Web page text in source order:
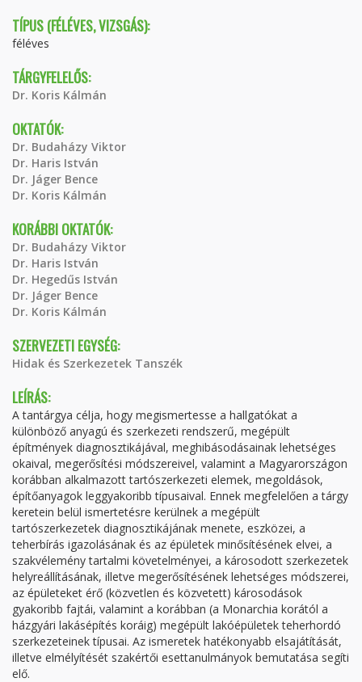
TÍPUS (FÉLÉVES, VIZSGÁS):
féléves
TÁRGYFELELŐS:
Dr. Koris Kálmán
OKTATÓK:
Dr. Budaházy Viktor
Dr. Haris István
Dr. Jáger Bence
Dr. Koris Kálmán
KORÁBBI OKTATÓK:
Dr. Budaházy Viktor
Dr. Haris István
Dr. Hegedűs István
Dr. Jáger Bence
Dr. Koris Kálmán
SZERVEZETI EGYSÉG:
Hidak és Szerkezetek Tanszék
LEÍRÁS:
A tantárgya célja, hogy megismertesse a hallgatókat a
különböző anyagú és szerkezeti rendszerű, megépült
építmények diagnosztikájával, meghibásodásainak lehetséges
okaival, megerősítési módszereivel, valamint a Magyarországon
korábban alkalmazott tartószerkezeti elemek, megoldások,
építőanyagok leggyakoribb típusaival. Ennek megfelelően a tárgy
keretein belül ismertetésre kerülnek a megépült
tartószerkezetek diagnosztikájának menete, eszközei, a
teherbírás igazolásának és az épületek minősítésének elvei, a
szakvélemény tartalmi követelményei, a károsodott szerkezetek
helyreállításának, illetve megerősítésének lehetséges módszerei,
az épületeket érő (közvetlen és közvetett) károsodások
gyakoribb fajtái, valamint a korábban (a Monarchia korától a
házgyári lakásépítés koráig) megépült lakóépületek teherhordó
szerkezeteinek típusai. Az ismeretek hatékonyabb elsajátítását,
illetve elmélyítését szakértői esettanulmányok bemutatása segíti
elő.